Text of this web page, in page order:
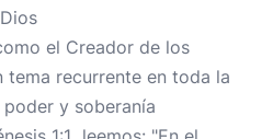
el Creador de los
tema recurrente en toda la
y soberanía